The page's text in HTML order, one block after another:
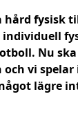
hård fysisk
Nu
vi spelar
lägre